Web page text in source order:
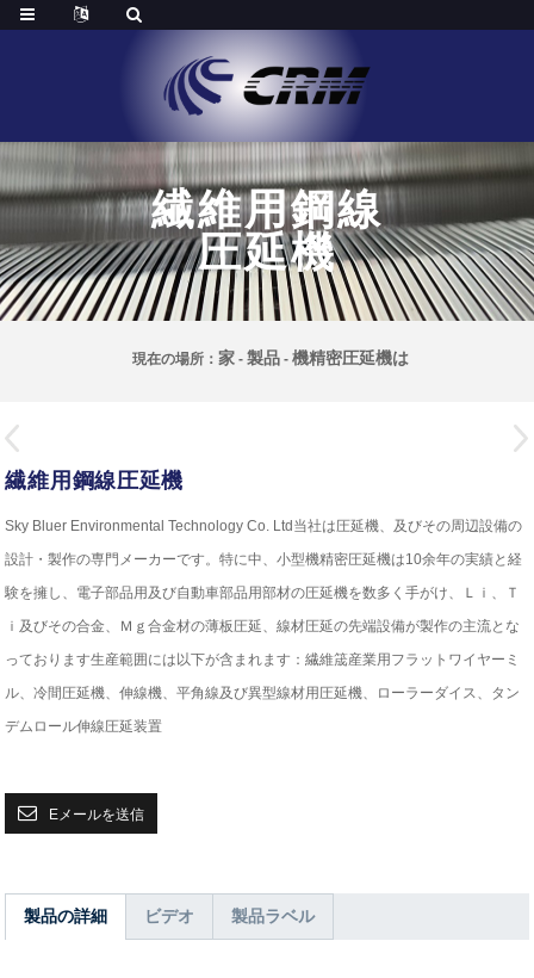
繊維用鋼線
圧延機
現在の場所： 家- 製品- 機精密圧延機は
繊維用鋼線圧延機
Sky Bluer Environmental Technology Co. Ltd当社は圧延機、及びその周辺設備の
設計・製作の専門メーカーです。特に中、小型機精密圧延機は10余年の実績と経
験を擁し、電子部品用及び自動車部品用部材の圧延機を数多く手がけ、Ｌｉ、Ｔ
ｉ及びその合金、Ｍｇ合金材の薄板圧延、線材圧延の先端設備が製作の主流とな
っております生産範囲には以下が含まれます：繊維筬産業用フラットワイヤーミ
ル、冷間圧延機、伸線機、平角線及び異型線材用圧延機、ローラーダイス、タン
デムロール伸線圧延装置
Eメールを送信
製品の詳細 ビデオ 製品ラベル